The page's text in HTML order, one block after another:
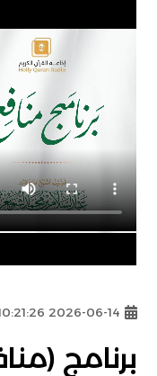
2026-06-14 10:21:26
برنامج